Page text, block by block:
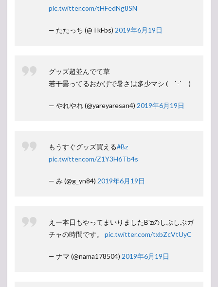
pic.twitter.com/tHFedNg8SN
— たたっち (@TkFbs) 2019年6月19日
グッズ超並んでて草
若干曇ってるおかげで暑さは多少マシ ( ˙-˙ )
— やれやれ (@yareyaresan4) 2019年6月19日
もうすぐグッズ買える#Bz
pic.twitter.com/Z1Y3H6Tb4s
— み (@g_yn84) 2019年6月19日
えー本日もやってまいりましたB'zのしぶしぶガ
チャの時間です。 pic.twitter.com/txbZcVtUyC
— ナマ (@nama178504) 2019年6月19日